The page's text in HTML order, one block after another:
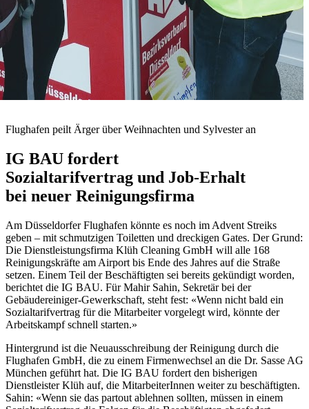
Flughafen peilt Ärger über Weihnachten und Sylvester an
IG BAU fordert
Sozialtarifvertrag und Job-Erhalt
bei neuer Reinigungsfirma
Am Düsseldorfer Flughafen könnte es noch im Advent Streiks
geben – mit schmutzigen Toiletten und dreckigen Gates. Der Grund:
Die Dienstleistungsfirma Klüh Cleaning GmbH will alle 168
Reinigungskräfte am Airport bis Ende des Jahres auf die Straße
setzen. Einem Teil der Beschäftigten sei bereits gekündigt worden,
berichtet die IG BAU. Für Mahir Sahin, Sekretär bei der
Gebäudereiniger-Gewerkschaft, steht fest: «Wenn nicht bald ein
Sozialtarifvertrag für die Mitarbeiter vorgelegt wird, könnte der
Arbeitskampf schnell starten.»
Hintergrund ist die Neuausschreibung der Reinigung durch die
Flughafen GmbH, die zu einem Firmenwechsel an die Dr. Sasse AG
München geführt hat. Die IG BAU fordert den bisherigen
Dienstleister Klüh auf, die MitarbeiterInnen weiter zu beschäftigten.
Sahin: «Wenn sie das partout ablehnen sollten, müssen in einem